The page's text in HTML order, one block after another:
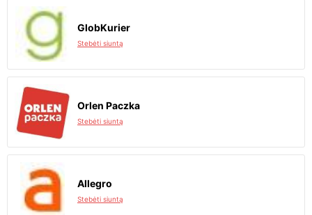
GlobKurier
Stebėti siuntą
Orlen Paczka
Stebėti siuntą
Allegro
Stebėti siuntą